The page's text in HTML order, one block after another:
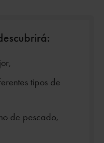
tipos de
de pescado,